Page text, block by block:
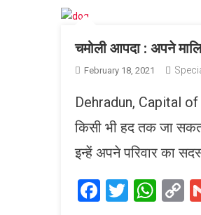
चमोली आपदा : अपने
February 18, 2021
Dehradun, Capital of
किसी भी हद तक जा
इन्‍हें अपने परिवार का
Facebook
Twitter